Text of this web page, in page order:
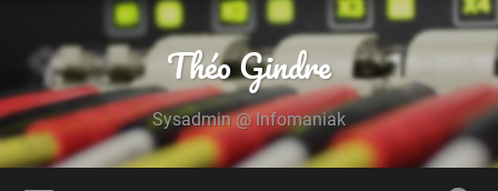
Théo Gindre
Sysadmin @ Infomaniak